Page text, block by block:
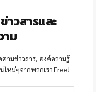
าวสารและ
ม
ามข่าวสาร, องค์ความรู้
หม่ๆจากพวกเรา Free!